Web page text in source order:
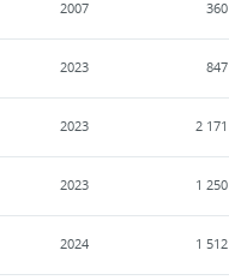
2007 360
2023 847
2023 2 171
2023 1 250
2024 1 512